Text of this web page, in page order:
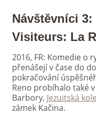
Návštěvníci
Visiteurs: La
2016, FR: Komedie o
přenášejí v čase do
pokračování
Reno probíhalo také
Barbory, Jezuitská
zámek Kačina.